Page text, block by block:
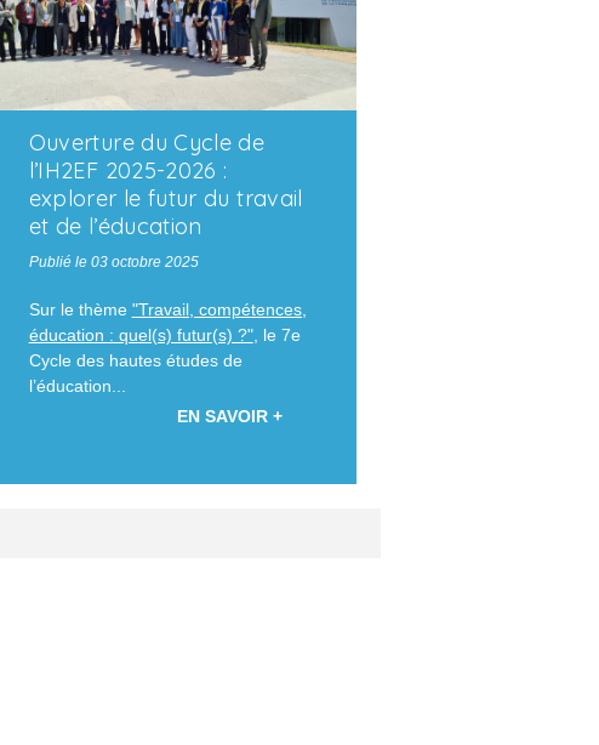
Ouverture du Cycle de
l’IH2EF 2025-2026 :
explorer le futur du travail
et de l’éducation
Publié le 03 octobre 2025
Sur le thème "Travail, compétences,
éducation : quel(s) futur(s) ?", le 7e
Cycle des hautes études de
l’éducation...
EN SAVOIR +